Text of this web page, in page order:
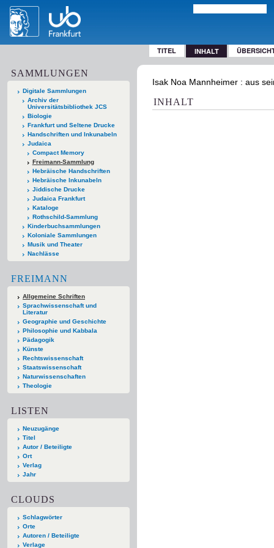
TITEL INHALT
SAMMLUNGEN
Digitale Sammlungen
Archiv der
Universitätsbibliothek JCS
Biologie
Frankfurt und Seltene Drucke
Handschriften und Inkunabeln
Judaica
Compact Memory
Freimann-Sammlung
Hebräische Handschriften
Hebräische Inkunabeln
Jiddische Drucke
Judaica Frankfurt
Kataloge
Rothschild-Sammlung
Kinderbuchsammlungen
Koloniale Sammlungen
Musik und Theater
Nachlässe
FREIMANN
Allgemeine Schriften
Sprachwissenschaft und
Literatur
Geographie und Geschichte
Philosophie und Kabbala
Pädagogik
Künste
Rechtswissenschaft
Staatswissenschaft
Naturwissenschaften
Theologie
LISTEN
Neuzugänge
Titel
Autor / Beteiligte
Ort
Verlag
Jahr
CLOUDS
Schlagwörter
Orte
Autoren / Beteiligte
Verlage
Isak Noa Mannheimer : aus
INHALT